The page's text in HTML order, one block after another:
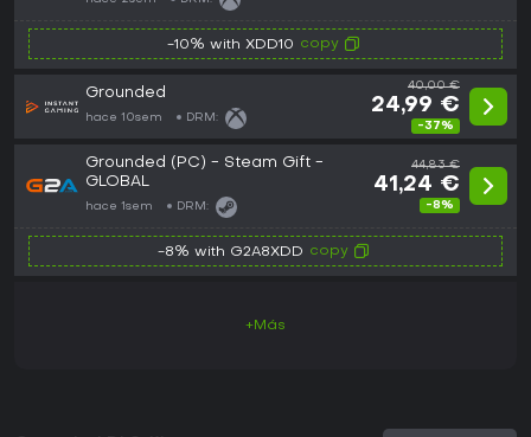
-10% with XDD10 copy
Grounded
hace 10sem DRM:
40,00 €
24,99 €
-37%
Grounded (PC) - Steam Gift -
GLOBAL
hace 1sem DRM:
44,83 €
41,24 €
-8%
-8% with G2A8XDD copy
+Más